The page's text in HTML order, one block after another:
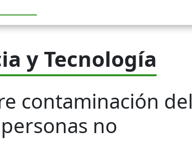
y Tecnología
contaminación del
no